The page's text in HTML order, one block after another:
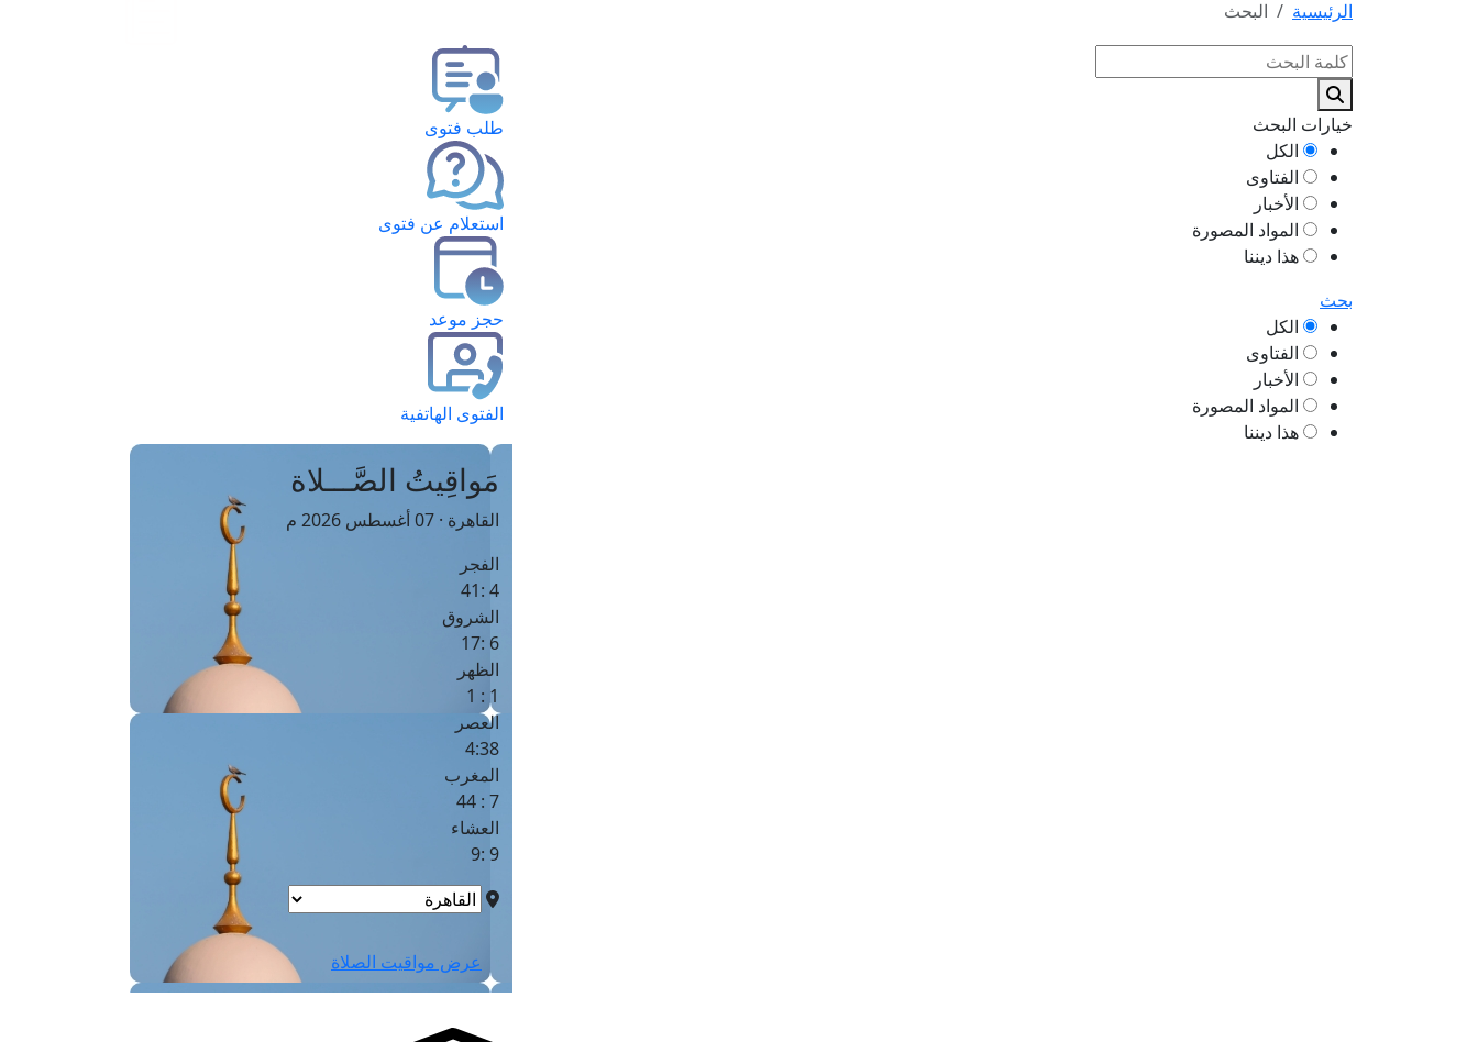
الرئيسية البحث
خيارات البحث
الكل
الفتاوى
الأخبار
المواد المصورة
هذا ديننا
بحث
الكل
الفتاوى
الأخبار
المواد المصورة
هذا ديننا
طلب فتوى
استعلام عن فتوى
حجز موعد
الفتوى الهاتفية
مَواقِيتُ الصَّـــلاة
القاهرة · 07 أغسطس 2026 م
الفجر
4 :41
الشروق
6 :17
الظهر
1 : 1
العصر
4:38
المغرب
7 : 44
العشاء
9 :9
عرض مواقيت الصلاة